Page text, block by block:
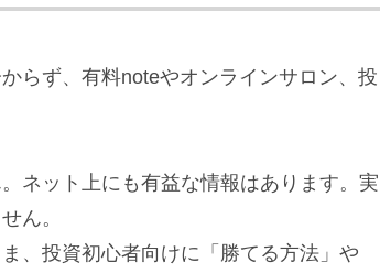
らず、有料noteやオンラインサロン、投
ネット上にも有益な情報はあります。実
ん。
、投資初心者向けに「勝てる方法」や